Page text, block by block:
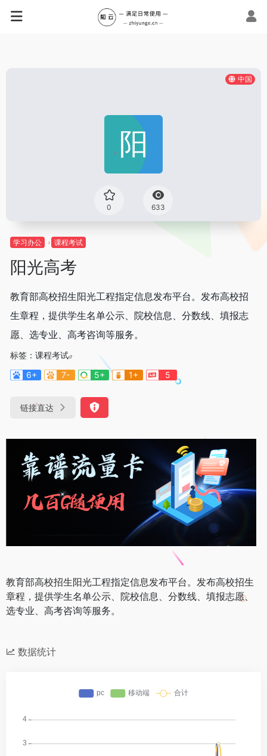
中国
0 633
学习办公 课程考试
阳光高考
教育部高校招生阳光工程指定信息发布平台。发布高校招
生章程，提供学生名单公示、院校信息、分数线、填报志
愿、选专业、高考咨询等服务。
标签： 课程考试
6+
7- 5+ 1+ 5
链接直达
教育部高校招生阳光工程指定信息发布平台。发布高校招生
章程，提供学生名单公示、院校信息、分数线、填报志愿、
选专业、高考咨询等服务。
数据统计